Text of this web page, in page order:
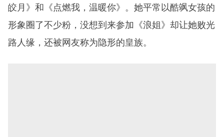
皎月》和《点燃我，温暖你》。她平常以酷飒女孩的
形象圈了不少粉，没想到来参加《浪姐》却让她败光
路人缘，还被网友称为隐形的皇族。